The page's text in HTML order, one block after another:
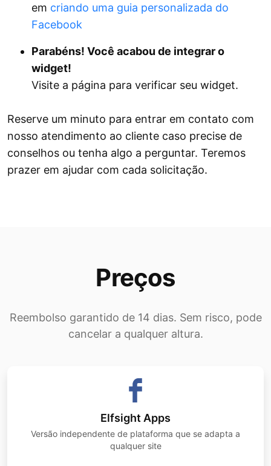
em criando uma guia personalizada do
Facebook
Parabéns! Você acabou de integrar o
widget!
Visite a página para verificar seu widget.
Reserve um minuto para entrar em contato com
nosso atendimento ao cliente caso precise de
conselhos ou tenha algo a perguntar. Teremos
prazer em ajudar com cada solicitação.
Preços
Reembolso garantido de 14 dias. Sem risco, pode
cancelar a qualquer altura.
Elfsight Apps
Versão independente de plataforma que se adapta a
qualquer site